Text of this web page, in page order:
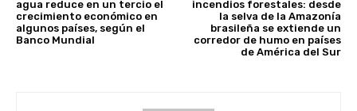
agua reduce en un tercio el
crecimiento económico en
algunos países, según el
Banco Mundial
incendios forestales: desde
la selva de la Amazonía
brasileña se extiende un
corredor de humo en países
de América del Sur